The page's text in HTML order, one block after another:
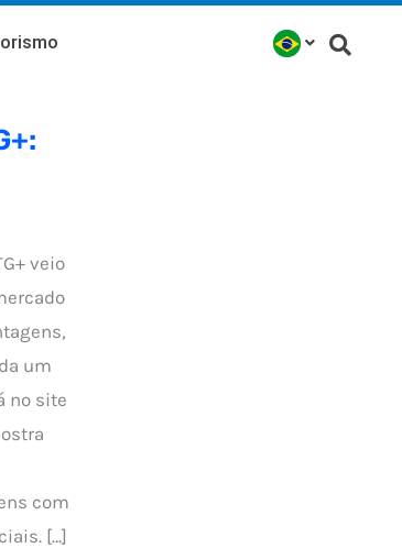
veio
um
no site
com
[…]